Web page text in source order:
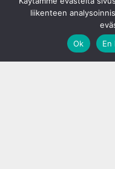
liikenteen
Ok
En